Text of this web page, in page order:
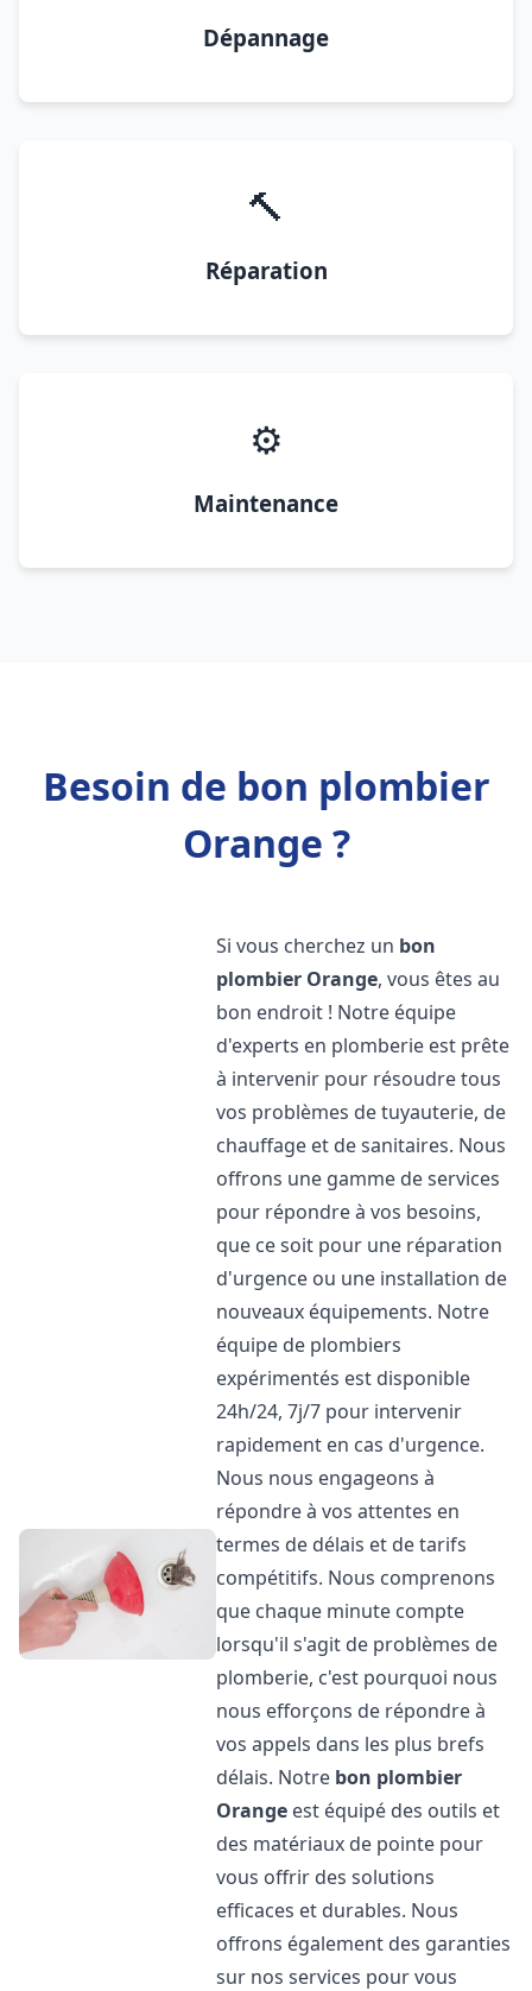
Dépannage
🔨
Réparation
⚙️
Maintenance
Besoin de bon plombier
Orange ?
Si vous cherchez un bon
plombier Orange, vous êtes au
bon endroit ! Notre équipe
d'experts en plomberie est prête
à intervenir pour résoudre tous
vos problèmes de tuyauterie, de
chauffage et de sanitaires. Nous
offrons une gamme de services
pour répondre à vos besoins,
que ce soit pour une réparation
d'urgence ou une installation de
nouveaux équipements. Notre
équipe de plombiers
expérimentés est disponible
24h/24, 7j/7 pour intervenir
rapidement en cas d'urgence.
Nous nous engageons à
répondre à vos attentes en
termes de délais et de tarifs
compétitifs. Nous comprenons
que chaque minute compte
lorsqu'il s'agit de problèmes de
plomberie, c'est pourquoi nous
nous efforçons de répondre à
vos appels dans les plus brefs
délais. Notre bon plombier
Orange est équipé des outils et
des matériaux de pointe pour
vous offrir des solutions
efficaces et durables. Nous
offrons également des garanties
sur nos services pour vous